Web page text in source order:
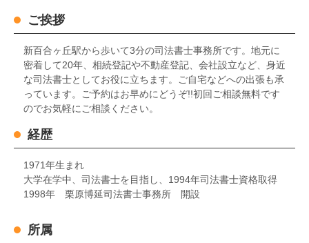
ご挨拶
新百合ヶ丘駅から歩いて3分の司法書士事務所です。地元に
密着して20年、相続登記や不動産登記、会社設立など、身近
な司法書士としてお役に立ちます。ご自宅などへの出張も承
っています。ご予約はお早めにどうぞ!!初回ご相談無料です
のでお気軽にご相談ください。
経歴
1971年生まれ
大学在学中、司法書士を目指し、1994年司法書士資格取得
1998年 栗原博延司法書士事務所 開設
所属